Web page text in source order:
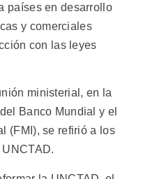
países en desarrollo
y comerciales
con las leyes
ministerial, en la
Banco Mundial y el
(FMI), se refirió a los